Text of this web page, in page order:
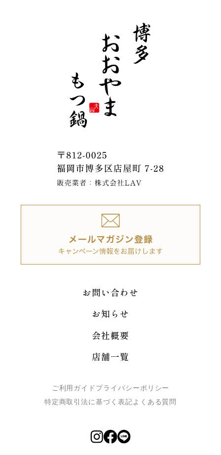
お問い合わせ
お知らせ
会社概要
店舗一覧
ご利用ガイド プライバシーポリシー
特定商取引法に基づく表記よくある質問